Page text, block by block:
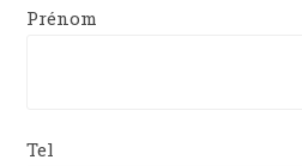
Prénom
Tel